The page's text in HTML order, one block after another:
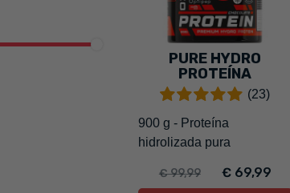
PURE HYDRO
PROTEÍNA
(23)
900 g - Proteína
hidrolizada pura
€ 99,99 € 69,99